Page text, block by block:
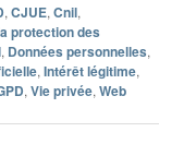
,CJUE,Cnil,
protection des
, Données personnelles,
,Intérêt légitime,
,Vie privée,Web